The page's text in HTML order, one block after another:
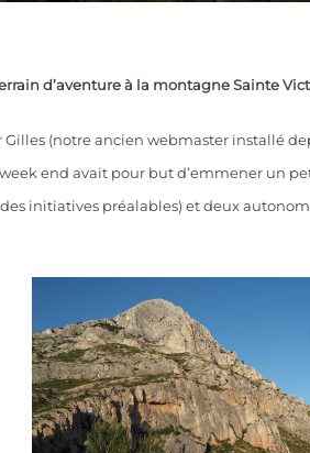
d’aventure à la montagne Sainte
Gilles (notre ancien webmaster installé
week end avait pour but d’emmener un
initiatives préalables) et deux